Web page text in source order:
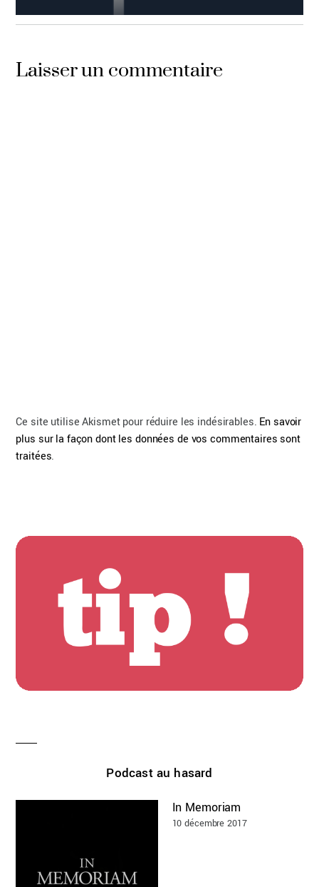
ÉTEINDEZ LA LUMIÈRE,LE COMEBACK,PODCAST
Laisser un commentaire
Ce site utilise Akismet pour réduire les indésirables. En savoir
plus sur la façon dont les données de vos commentaires sont
traitées.
Podcast au hasard
In Memoriam
10 décembre 2017